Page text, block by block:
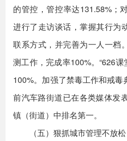
的管控，管控率达131.58%；
进行了走访谈话，掌握其行为
联系方式，并完善为一人一档
测工作，完成率100%。“626
100%。加强了禁毒工作和戒毒
前汽车路街道已在各类媒体发
镇（街道）中排名第一。
（五）狠抓城市管理不放松